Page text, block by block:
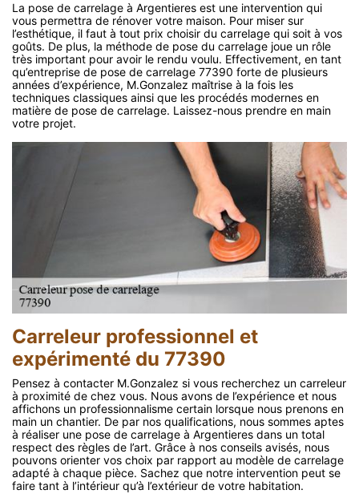
La pose de carrelage à Argentieres est une intervention qui
vous permettra de rénover votre maison. Pour miser sur
l’esthétique, il faut à tout prix choisir du carrelage qui soit à vos
goûts. De plus, la méthode de pose du carrelage joue un rôle
très important pour avoir le rendu voulu. Effectivement, en tant
qu’entreprise de pose de carrelage 77390 forte de plusieurs
années d’expérience, M.Gonzalez maîtrise à la fois les
techniques classiques ainsi que les procédés modernes en
matière de pose de carrelage. Laissez-nous prendre en main
votre projet.
Carreleur professionnel et
expérimenté du 77390
Pensez à contacter M.Gonzalez si vous recherchez un carreleur
à proximité de chez vous. Nous avons de l’expérience et nous
affichons un professionnalisme certain lorsque nous prenons en
main un chantier. De par nos qualifications, nous sommes aptes
à réaliser une pose de carrelage à Argentieres dans un total
respect des règles de l’art. Grâce à nos conseils avisés, nous
pouvons orienter vos choix par rapport au modèle de carrelage
adapté à chaque pièce. Sachez que notre intervention peut se
faire tant à l’intérieur qu’à l’extérieur de votre habitation.